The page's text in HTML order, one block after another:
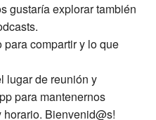
gustaría explorar también
compartir y lo que
lugar de reunión y
para mantenernos
Bienvenid@s!